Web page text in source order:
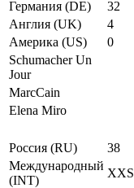
Германия (DE)
32
Англия (UK)
4
Америка (US)
0
Schumacher Un
Jour
MarcCain
Elena Miro
Россия (RU)
38
Международный
(INT)
XXS